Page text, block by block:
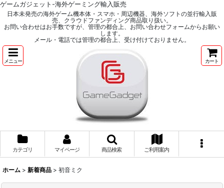
ゲームガジェット-海外ゲーミング輸入販売
日本未発売の海外ゲーム機本体・スマホ・周辺機器、海外ソフトの並行輸入販
売、クラウドファンディング商品取り扱い。
お問い合わせはお手数ですが、管理の都合上、お問い合わせフォームからお願い
します。
メール・電話では管理の都合上、受け付けておりません。
メニュー カート
カテゴリ マイページ 商品検索 ご利用案内
ホーム > 新着商品 > 初音ミク